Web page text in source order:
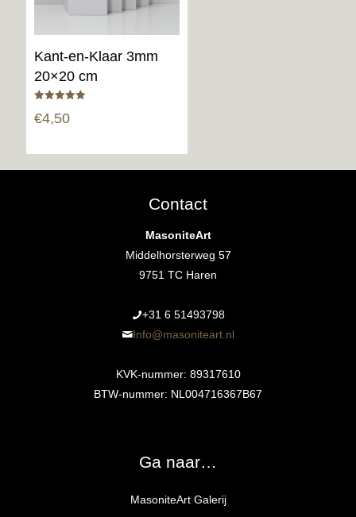
Kant-en-Klaar 3mm
20×20 cm
5.00
€4,50
Contact
MasoniteArt
Middelhorsterweg 57
9751 TC Haren
+31 6 51493798‬
Info@masoniteart.nl
KVK-nummer: 89317610
BTW-nummer: NL004716367B67
Ga naar…
MasoniteArt Galerij